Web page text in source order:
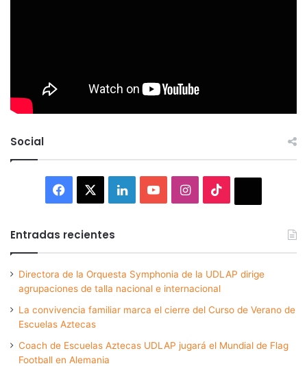
Social
Facebook LinkedInYouTubeInstagram
Entradas recientes
Directora de la Orquesta Symphonia de la UDLAP dirige
agrupaciones de talla nacional e internacional
La convivencia familiar marca el cierre del Curso de Verano de
Escuelas Aztecas
Coach de Escuelas Aztecas UDLAP jugará el Mundial de Flag
Football en Alemania